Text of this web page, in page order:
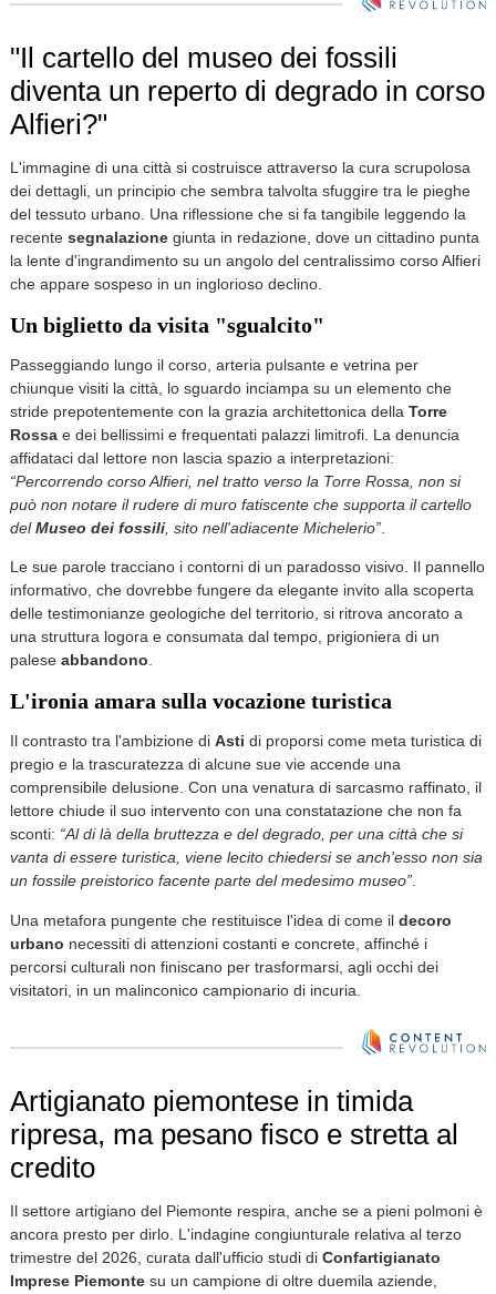
"Il cartello del museo dei fossili
diventa un reperto di degrado in corso
Alfieri?"
L'immagine di una città si costruisce attraverso la cura scrupolosa
dei dettagli, un principio che sembra talvolta sfuggire tra le pieghe
del tessuto urbano. Una riflessione che si fa tangibile leggendo la
recente segnalazionegiunta in redazione, dove un cittadino punta
la lente d'ingrandimento su un angolo del centralissimo corso Alfieri
che appare sospeso in un inglorioso declino.
Un biglietto da visita "sgualcito"
Passeggiando lungo il corso, arteria pulsante e vetrina per
chiunque visiti la città, lo sguardo inciampa su un elemento che
stride prepotentemente con la grazia architettonica della Torre
Rossae dei bellissimi e frequentati palazzi limitrofi. La denuncia
affidataci dal lettore non lascia spazio a interpretazioni:
“Percorrendo corso Alfieri, nel tratto verso la Torre Rossa, non si
può non notare il rudere di muro fatiscente che supporta il cartello
delMuseo dei fossili, sito nell'adiacente Michelerio”.
Le sue parole tracciano i contorni di un paradosso visivo. Il pannello
informativo, che dovrebbe fungere da elegante invito alla scoperta
delle testimonianze geologiche del territorio, si ritrova ancorato a
una struttura logora e consumata dal tempo, prigioniera di un
palese abbandono.
L'ironia amara sulla vocazione turistica
Il contrasto tra l'ambizione di Asti di proporsi come meta turistica di
pregio e la trascuratezza di alcune sue vie accende una
comprensibile delusione. Con una venatura di sarcasmo raffinato, il
lettore chiude il suo intervento con una constatazione che non fa
sconti: “Al di là della bruttezza e del degrado, per una città che si
vanta di essere turistica, viene lecito chiedersi se anch'esso non sia
un fossile preistorico facente parte del medesimo museo”.
Una metafora pungente che restituisce l'idea di come il decoro
urbano necessiti di attenzioni costanti e concrete, affinché i
percorsi culturali non finiscano per trasformarsi, agli occhi dei
visitatori, in un malinconico campionario di incuria.
Artigianato piemontese in timida
ripresa, ma pesano fisco e stretta al
credito
Il settore artigiano del Piemonte respira, anche se a pieni polmoni è
ancora presto per dirlo. L'indagine congiunturale relativa al terzo
trimestre del 2026, curata dall'ufficio studi di Confartigianato
Imprese Piemontesu un campione di oltre duemila aziende,